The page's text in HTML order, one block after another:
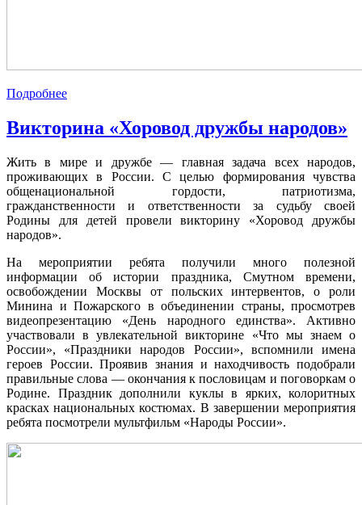
Подробнее
Викторина «Хоровод дружбы народов»
Жить в мире и дружбе — главная задача всех народов,
проживающих в России. С целью формирования чувства
общенациональной гордости, патриотизма,
гражданственности и ответственности за судьбу своей
Родины для детей провели викторину «Хоровод дружбы
народов».
На мероприятии ребята получили много полезной
информации об истории праздника, Смутном времени,
освобождении Москвы от польских интервентов, о роли
Минина и Пожарского в объединении страны, просмотрев
видеопрезентацию «День народного единства». Активно
участвовали в увлекательной викторине «Что мы знаем о
России», «Праздники народов России», вспомнили имена
героев России. Проявив знания и находчивость подобрали
правильные слова — окончания к пословицам и поговоркам о
Родине. Праздник дополнили куклы в ярких, колоритных
красках национальных костюмах. В завершении мероприятия
ребята посмотрели мультфильм «Народы России».